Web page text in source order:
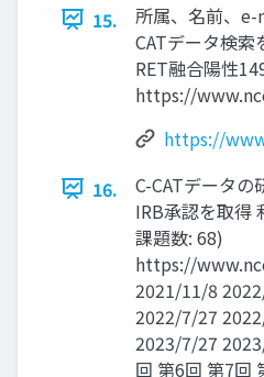
15.
所属、名前、
CATデータ検
RET融合陽性
https://
https://
16.
C-CATデータ
IRB承認を取得
課題数: 68)
https://
2021/11/8
2022/7/27
2023/7/27
回 第6回 第7回